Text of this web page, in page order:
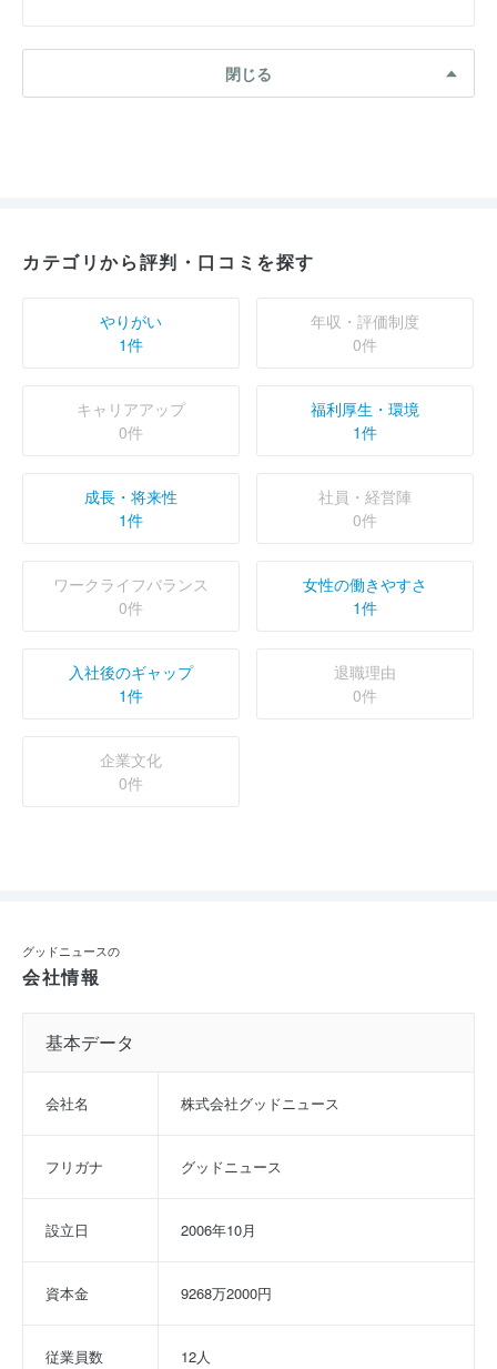
閉じる
カテゴリから評判・口コミを探す
やりがい
1件
年収・評価制度
0件
キャリアアップ
0件
福利厚生・環境
1件
成長・将来性
1件
社員・経営陣
0件
ワークライフバランス
0件
女性の働きやすさ
1件
入社後のギャップ
1件
退職理由
0件
企業文化
0件
グッドニュースの
会社情報
基本データ
会社名 株式会社グッドニュース
フリガナ グッドニュース
設立日 2006年10月
資本金 9268万2000円
従業員数 12人